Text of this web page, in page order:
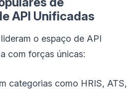
API Unificadas
o espaço de API
com forças únicas:
categorias como HRIS, ATS,